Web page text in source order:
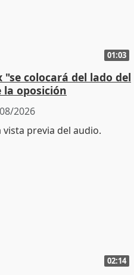
01:03
colocará del lado del
oposición
2026
02:14